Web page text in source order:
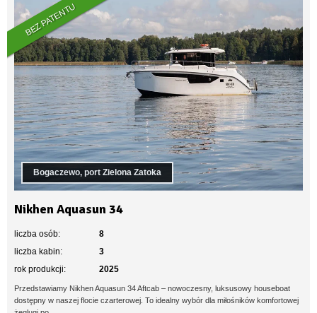
BEZ PATENTU
Bogaczewo, port Zielona Zatoka
Nikhen Aquasun 34
liczba osób:
8
liczba kabin:
3
rok produkcji:
2025
Przedstawiamy Nikhen Aquasun 34 Aftcab – nowoczesny, luksusowy houseboat
dostępny w naszej flocie czarterowej. To idealny wybór dla miłośników komfortowej